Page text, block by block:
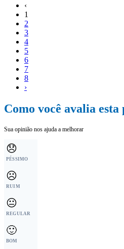
‹
1
2
3
4
5
6
7
8
›
Como você avalia esta
Sua opinião nos ajuda a melhorar
😞
PÉSSIMO
☹️
RUIM
😐
REGULAR
🙂
BOM